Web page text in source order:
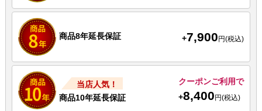
商品8年延長保証 +7,900円(税込)
当店人気！
商品10年延長保証
クーポンご利用で
+8,400 円(税込)